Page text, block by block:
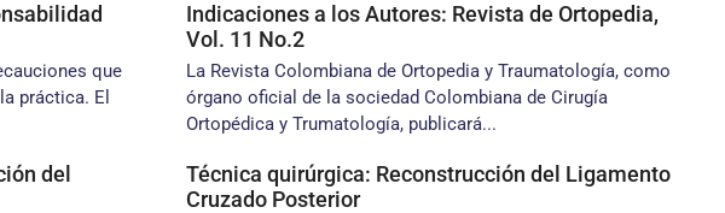
que
práctica. El
Indicaciones a los Autores: Revista de Ortopedia,
Vol. 11 No.2
La Revista Colombiana de Ortopedia y Traumatología, como
órgano oficial de la sociedad Colombiana de Cirugía
Ortopédica y Trumatología, publicará...
del
Técnica quirúrgica: Reconstrucción del Ligamento
Cruzado Posterior